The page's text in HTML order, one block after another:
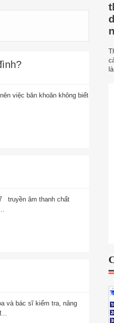
việc băn khoăn không biết
truyền âm thanh chất
và bác sĩ kiểm tra, nâng